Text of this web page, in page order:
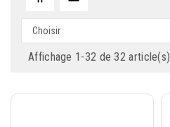
Choisir
Affichage 1-32 de 32 article(s)